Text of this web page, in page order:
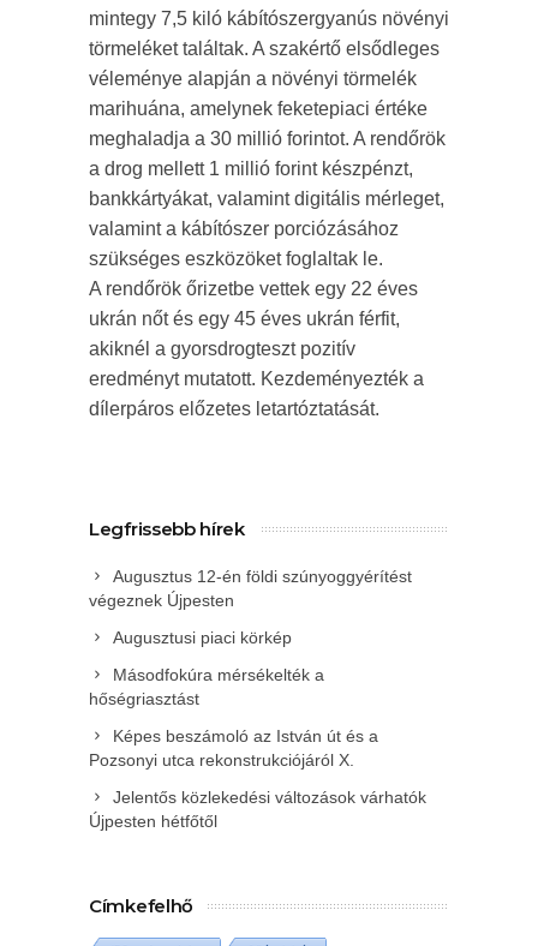
mintegy 7,5 kiló kábítószergyanús növényi
törmeléket találtak. A szakértő elsődleges
véleménye alapján a növényi törmelék
marihuána, amelynek feketepiaci értéke
meghaladja a 30 millió forintot. A rendőrök
a drog mellett 1 millió forint készpénzt,
bankkártyákat, valamint digitális mérleget,
valamint a kábítószer porciózásához
szükséges eszközöket foglaltak le.
A rendőrök őrizetbe vettek egy 22 éves
ukrán nőt és egy 45 éves ukrán férfit,
akiknél a gyorsdrogteszt pozitív
eredményt mutatott. Kezdeményezték a
dílerpáros előzetes letartóztatását.
Legfrissebb hírek
Augusztus 12-én földi szúnyoggyérítést
végeznek Újpesten
Augusztusi piaci körkép
Másodfokúra mérsékelték a
hőségriasztást
Képes beszámoló az István út és a
Pozsonyi utca rekonstrukciójáról X.
Jelentős közlekedési változások várhatók
Újpesten hétfőtől
Címkefelhő